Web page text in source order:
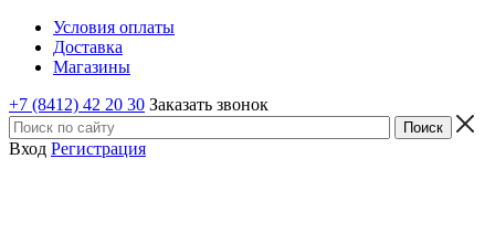
Условия оплаты
Доставка
Магазины
+7 (8412) 42 20 30 Заказать звонок
Вход Регистрация